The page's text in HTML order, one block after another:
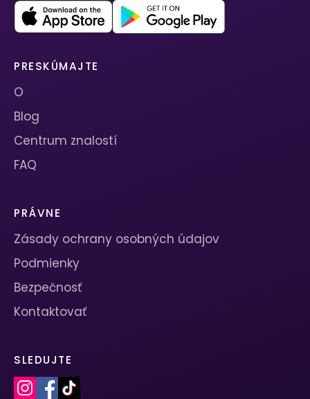
PRESKÚMAJTE
O
Blog
Centrum znalostí
FAQ
PRÁVNE
Zásady ochrany osobných údajov
Podmienky
Bezpečnosť
Kontaktovať
SLEDUJTE